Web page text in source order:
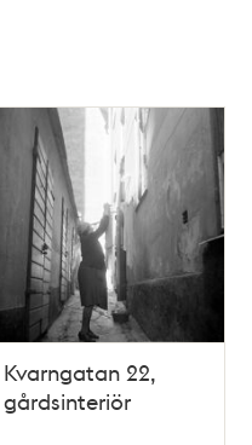
Kvarngatan 22,
gårdsinteriör